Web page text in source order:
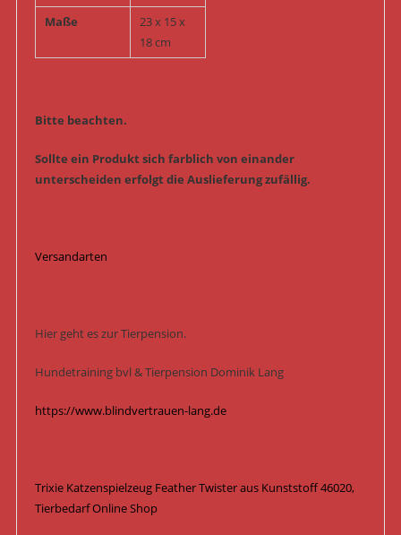
Maße
23 x 15 x
18 cm
Bitte beachten.
Sollte ein Produkt sich farblich von einander
unterscheiden erfolgt die Auslieferung zufällig.
Versandarten
Hier geht es zur Tierpension.
Hundetraining bvl & Tierpension Dominik Lang
https://www.blindvertrauen-lang.de
Trixie Katzenspielzeug Feather Twister aus Kunststoff 46020,
Tierbedarf Online Shop